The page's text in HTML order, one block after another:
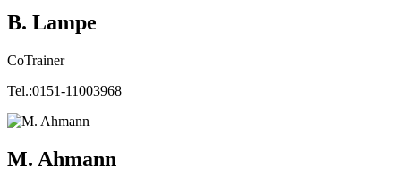
B. Lampe
CoTrainer
Tel.:0151-11003968
M. Ahmann